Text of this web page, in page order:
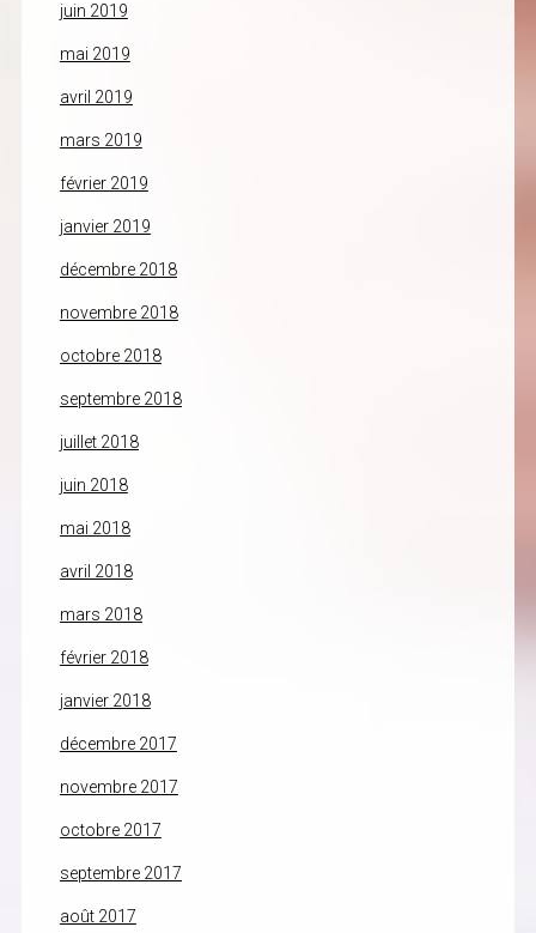
juin 2019
mai 2019
avril 2019
mars 2019
février 2019
janvier 2019
décembre 2018
novembre 2018
octobre 2018
septembre 2018
juillet 2018
juin 2018
mai 2018
avril 2018
mars 2018
février 2018
janvier 2018
décembre 2017
novembre 2017
octobre 2017
septembre 2017
août 2017